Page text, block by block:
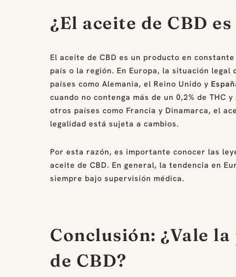
¿El aceite de CBD
El aceite de CBD es un producto en
país o la región. En Europa, la situación legal
países como Alemania, el Reino Unido y
cuando no contenga más de un 0,2% de
otros países como Francia y Dinamarca, el
legalidad está sujeta a cambios.
Por esta razón, es importante conocer las
aceite de CBD. En general, la tendencia en
siempre bajo supervisión médica.
Conclusión: ¿Vale
de CBD?